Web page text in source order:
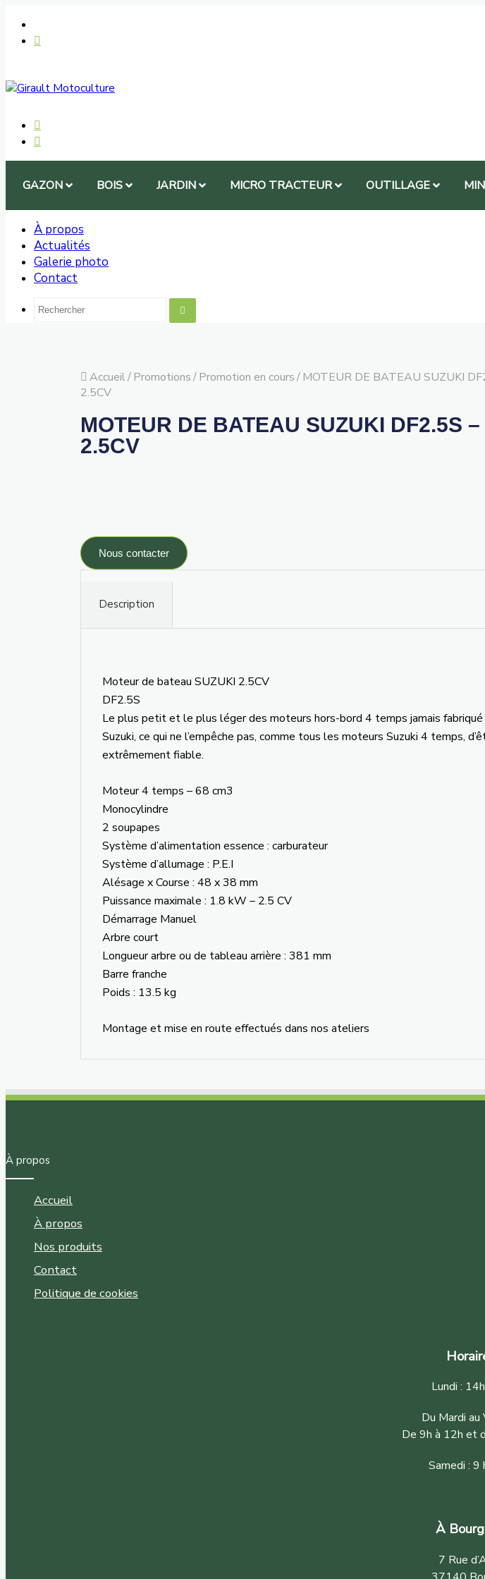
GAZON BOIS JARDIN MICRO TRACTEUR OUTILLAGE
À propos
Actualités
Galerie photo
Contact
Accueil/Promotions/Promotion en cours/MOTEUR DE BATEAU SUZUKI
2.5CV
MOTEUR DE BATEAU SUZUKI DF2.5S –
2.5CV
Nous contacter
Description
Moteur de bateau SUZUKI 2.5CV
DF2.5S
Le plus petit et le plus léger des moteurs hors-bord 4 temps jamais fabriqué
Suzuki, ce qui ne l’empêche pas, comme tous les moteurs Suzuki 4 temps,
extrêmement fiable.
Moteur 4 temps – 68 cm3
Monocylindre
2 soupapes
Système d’alimentation essence : carburateur
Système d’allumage : P.E.I
Alésage x Course : 48 x 38 mm
Puissance maximale : 1.8 kW – 2.5 CV
Démarrage Manuel
Arbre court
Longueur arbre ou de tableau arrière : 381 mm
Barre franche
Poids : 13.5 kg
Montage et mise en route effectués dans nos ateliers
À propos
Accueil
À propos
Nos produits
Contact
Politique de cookies
Lundi :
Du Mardi au
De 9h à 12h et
Samedi : 9
À
7 Rue